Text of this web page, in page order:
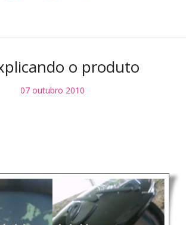
o produto
07 outubro 2010